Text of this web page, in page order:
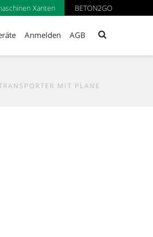
Xanten BETON2GO
Anmelden AGB
MIT PLANE